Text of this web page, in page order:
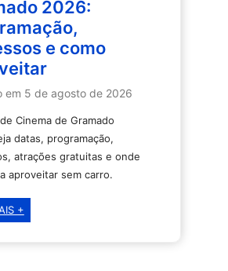
2026:
e como
em 5 de agosto de 2026
Cinema de Gramado
datas, programação,
atrações gratuitas e onde
aproveitar sem carro.
+Festival
Cinema